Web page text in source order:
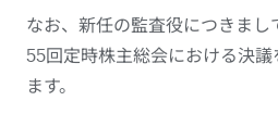
なお、新任の監査役につきま
55回定時株主総会における決
ます。